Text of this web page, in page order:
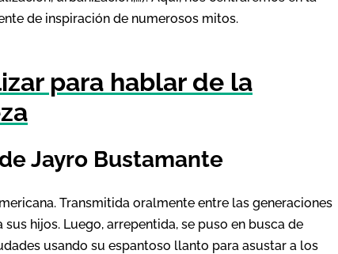
de inspiración de numerosos mitos.
para hablar de la
Jayro Bustamante
Transmitida oralmente entre las generaciones
hijos. Luego, arrepentida, se puso en busca de
usando su espantoso llanto para asustar a los